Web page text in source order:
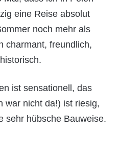
eine Reise absolut
noch mehr als
charmant, freundlich,
ist sensationell, das
war nicht da!) ist riesig,
sehr hübsche Bauweise.